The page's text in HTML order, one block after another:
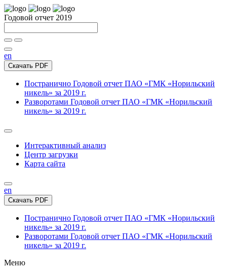
Годовой отчет 2019
en
Скачать PDF
Постранично Годовой отчет ПАО «ГМК «Норильский
никель» за 2019 г.
Разворотами Годовой отчет ПАО «ГМК «Норильский
никель» за 2019 г.
Интерактивный анализ
Центр загрузки
Карта сайта
en
Скачать PDF
Постранично Годовой отчет ПАО «ГМК «Норильский
никель» за 2019 г.
Разворотами Годовой отчет ПАО «ГМК «Норильский
никель» за 2019 г.
Меню